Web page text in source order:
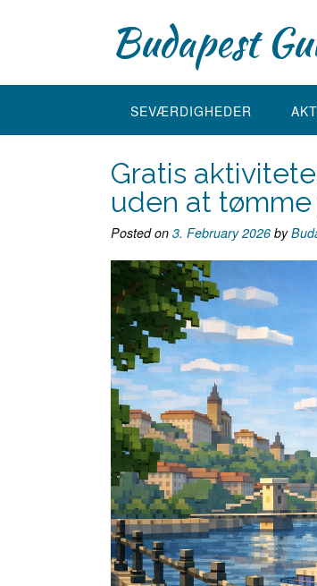
Budapest
SEVÆRDIGHEDER
Gratis
uden at
Posted on 3. February 2026 by